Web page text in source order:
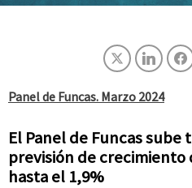
Panel de Funcas. Marzo 2024
El Panel de Funcas sube
previsión de crecimiento
hasta el 1,9%